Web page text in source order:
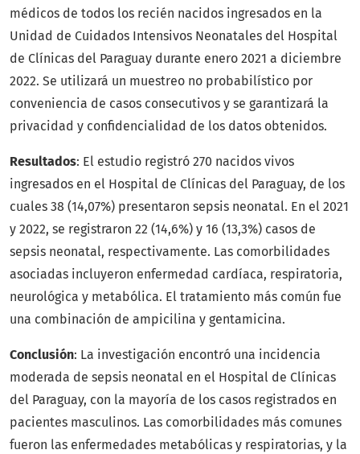
médicos de todos los recién nacidos ingresados en la
Unidad de Cuidados Intensivos Neonatales del Hospital
de Clínicas del Paraguay durante enero 2021 a diciembre
2022. Se utilizará un muestreo no probabilístico por
conveniencia de casos consecutivos y se garantizará la
privacidad y confidencialidad de los datos obtenidos.
Resultados: El estudio registró 270 nacidos vivos
ingresados en el Hospital de Clínicas del Paraguay, de los
cuales 38 (14,07%) presentaron sepsis neonatal. En el 2021
y 2022, se registraron 22 (14,6%) y 16 (13,3%) casos de
sepsis neonatal, respectivamente. Las comorbilidades
asociadas incluyeron enfermedad cardíaca, respiratoria,
neurológica y metabólica. El tratamiento más común fue
una combinación de ampicilina y gentamicina.
Conclusión: La investigación encontró una incidencia
moderada de sepsis neonatal en el Hospital de Clínicas
del Paraguay, con la mayoría de los casos registrados en
pacientes masculinos. Las comorbilidades más comunes
fueron las enfermedades metabólicas y respiratorias, y la